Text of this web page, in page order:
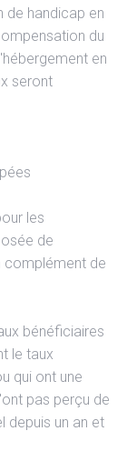
de handicap en
du
en
seront
les
de
complément de
bénéficiaires
le taux
qui ont une
pas perçu de
depuis un an et